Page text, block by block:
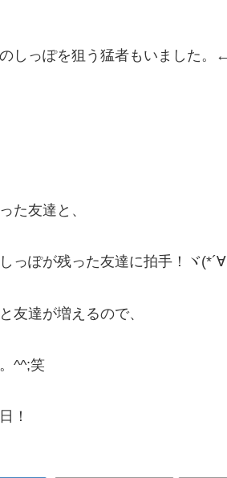
しっぽを狙う猛者もいました。
た友達と、
っぽが残った友達に拍手！ヾ
友達が増えるので、
^^;笑
！